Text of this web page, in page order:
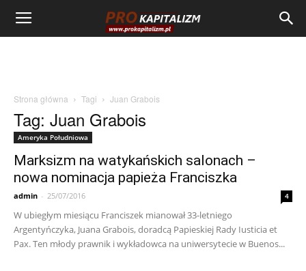
Strona główna Tagi Juan Grabois
Tag: Juan Grabois
Ameryka Południowa
Marksizm na watykańskich salonach –
nowa nominacja papieża Franciszka
admin - 25/07/2016 4
W ubiegłym miesiącu Franciszek mianował 33-letniego
Argentyńczyka, Juana Grabois, doradcą Papieskiej Rady Iusticia et
Pax. Ten młody prawnik i wykładowca na uniwersytecie w Buenos...